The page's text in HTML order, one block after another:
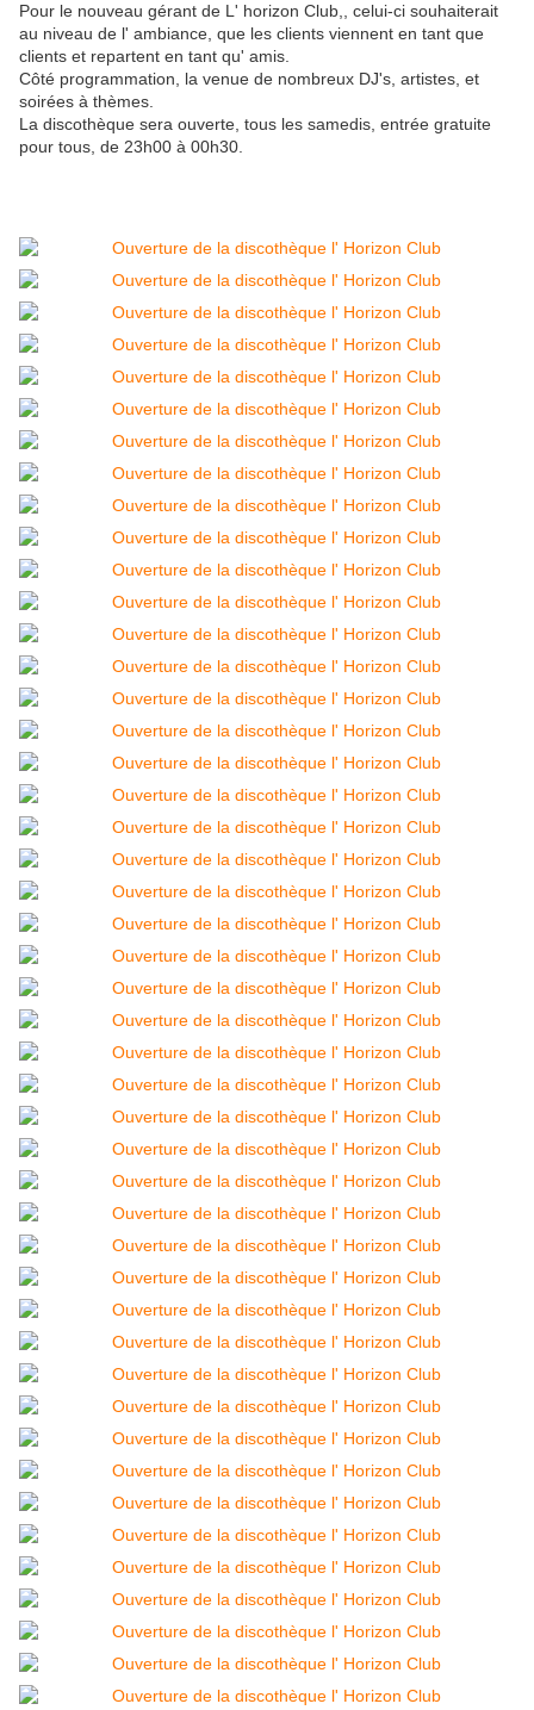
Pour le nouveau gérant de L' horizon Club,, celui-ci souhaiterait
au niveau de l' ambiance, que les clients viennent en tant que
clients et repartent en tant qu' amis.
Côté programmation, la venue de nombreux DJ's, artistes, et
soirées à thèmes.
La discothèque sera ouverte, tous les samedis, entrée gratuite
pour tous, de 23h00 à 00h30.